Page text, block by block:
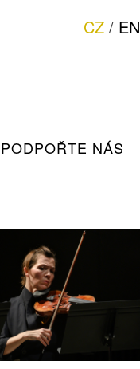
CZ / EN
PODPOŘTE NÁS